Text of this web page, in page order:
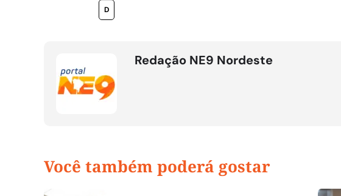
D
Redação NE9 Nordeste
Você também poderá gostar